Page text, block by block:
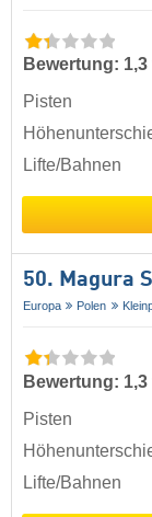
Bewertung:
Pisten
Lifte/Bahnen
50. Magura
Europa Polen
Bewertung:
Pisten
Lifte/Bahnen